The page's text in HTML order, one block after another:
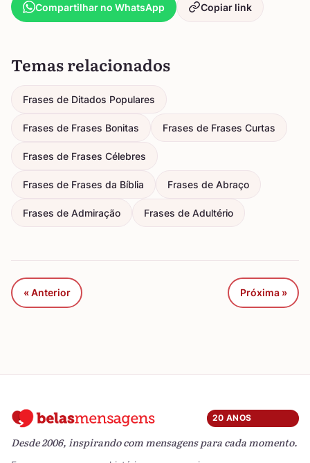
Compartilhar no WhatsApp Copiar link
Temas relacionados
Frases de Ditados Populares
Frases de Frases Bonitas Frases de Frases Curtas
Frases de Frases Célebres
Frases de Frases da Bíblia Frases de Abraço
Frases de Admiração Frases de Adultério
« Anterior Próxima »
20 ANOS
Desde 2006, inspirando com mensagens para cada momento.